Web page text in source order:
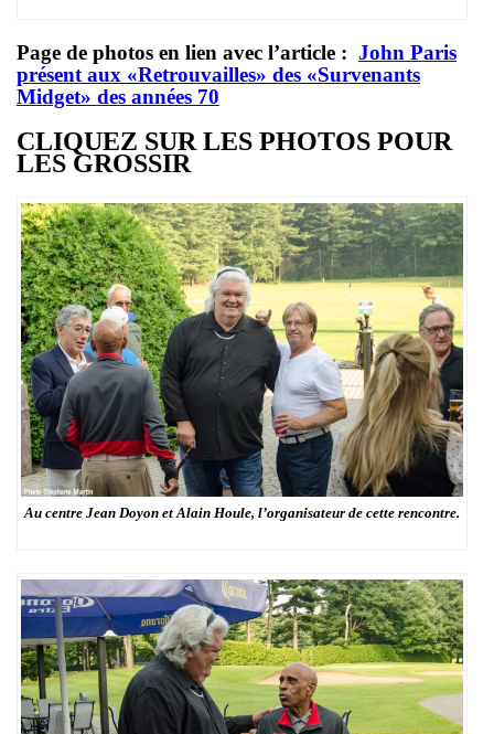
Page de photos en lien avec l’article : John Paris
présent aux «Retrouvailles» des «Survenants
Midget» des années 70
CLIQUEZ SUR LES PHOTOS POUR
LES GROSSIR
Au centre Jean Doyon et Alain Houle, l’organisateur de cette rencontre.